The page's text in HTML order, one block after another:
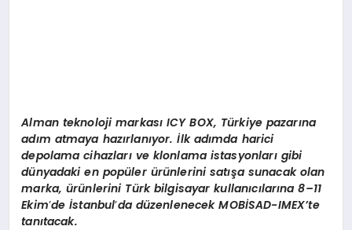
Alman teknoloji markası ICY BOX, Türkiye pazarına
adım atmaya hazırlanıyor. İlk adımda harici
depolama cihazları ve klonlama istasyonları gibi
dünyadaki en popüler ürünlerini satışa sunacak olan
marka, ürünlerini Türk bilgisayar kullanıcılarına 8–11
Ekim’de İstanbul’da düzenlenecek MOBİSAD-IMEX’te
tanıtacak.